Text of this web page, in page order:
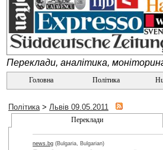
Переклади, аналітика,
Головна Політика
Політика> Львів 09.05.2011
Переклади
news.bg (Bulgaria, Bulgarian)